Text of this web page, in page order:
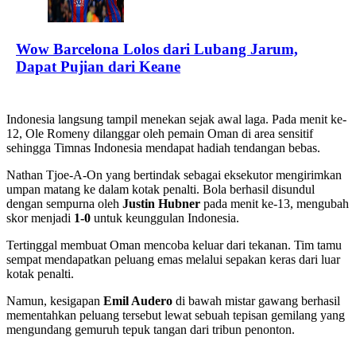
Wow Barcelona Lolos dari Lubang Jarum,
Dapat Pujian dari Keane
Indonesia langsung tampil menekan sejak awal laga. Pada menit ke-
12, Ole Romeny dilanggar oleh pemain Oman di area sensitif
sehingga Timnas Indonesia mendapat hadiah tendangan bebas.
Nathan Tjoe-A-On yang bertindak sebagai eksekutor mengirimkan
umpan matang ke dalam kotak penalti. Bola berhasil disundul
dengan sempurna oleh Justin Hubner pada menit ke-13, mengubah
skor menjadi 1-0 untuk keunggulan Indonesia.
Tertinggal membuat Oman mencoba keluar dari tekanan. Tim tamu
sempat mendapatkan peluang emas melalui sepakan keras dari luar
kotak penalti.
Namun, kesigapan Emil Audero di bawah mistar gawang berhasil
mementahkan peluang tersebut lewat sebuah tepisan gemilang yang
mengundang gemuruh tepuk tangan dari tribun penonton.